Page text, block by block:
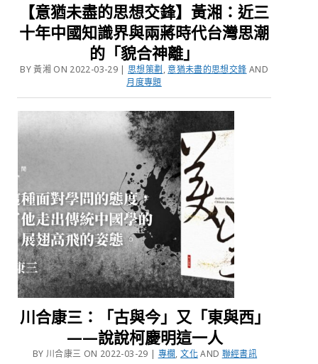
【意猶未盡的思想交鋒】黃湘：近三
十年中國知識界與兩蔣時代台灣思潮
的「貌合神離」
BY 黃湘 ON 2022-03-29 |思想策劃 , 意猶未盡的思想交鋒 AND
月度專題
川合康三：「古與今」又「東與西」
——說說柯慶明這一人
BY 川合康三 ON 2022-03-29 | 專欄,文化AND 聯經書訊